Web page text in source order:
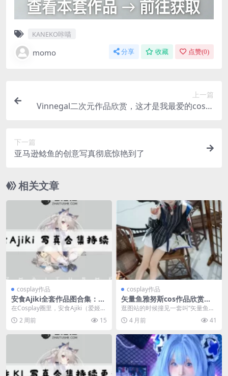
KANEKO咔喵
momo 分享 收藏 点赞(0)
上一篇
Vinnegal二次元作品欣赏，这才是我最爱的cos图
下一篇
亚马逊鲶鱼的创意写真彻底惊艳到了
相关文章
cosplay作品
安食Ajiki全套作品图合集：上
海萌妹的魅魔造型，水润大眼
配沙漏身材太绝了
在Cosplay圈里，安食Ajiki（爱姬）
的名字越来越火了。这位1995年出
生...2 周前 15
cosplay作品
矢量鱼雅努斯cos作品欣赏，
一次视觉与心灵的碰撞之旅
逛图站的时候撞见一套叫“矢量鱼雅
努斯”的cos图，点进去就出不来。
雅努斯这名字来...
4 月前 41